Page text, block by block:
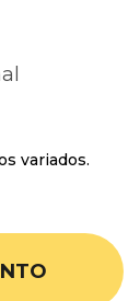
variados.